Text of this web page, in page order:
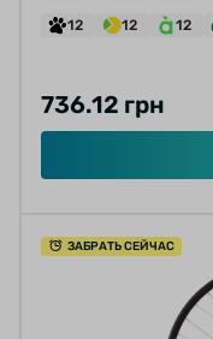
12 12 12
736.12 грн
ЗАБРАТЬ СЕЙЧАС